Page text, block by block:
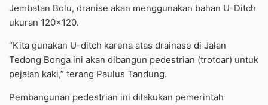
Jembatan Bolu, dranise akan menggunakan bahan U-Ditch
ukuran 120×120.
“Kita gunakan U-ditch karena atas drainase di Jalan
Tedong Bonga ini akan dibangun pedestrian (trotoar) untuk
pejalan kaki,” terang Paulus Tandung.
Pembangunan pedestrian ini dilakukan pemerintah